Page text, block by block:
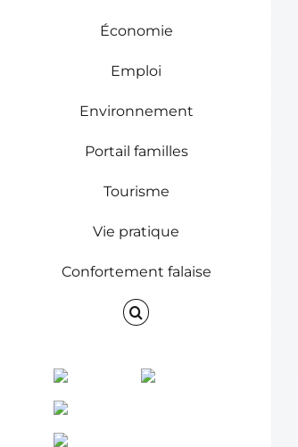
Économie
Emploi
Environnement
Portail familles
Tourisme
Vie pratique
Confortement falaise
Facebook Instagram
ENVINET
RRS